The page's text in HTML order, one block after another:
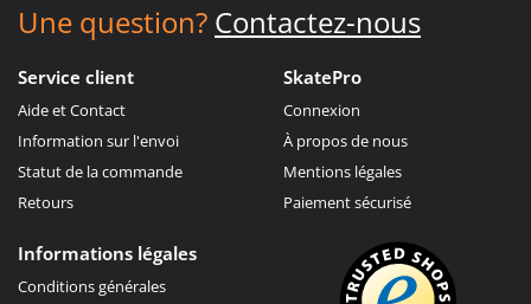
Une question? Contactez-nous
Service client
Aide et Contact
Information sur l'envoi
Statut de la commande
Retours
SkatePro
Connexion
À propos de nous
Mentions légales
Paiement sécurisé
Informations légales
Conditions générales